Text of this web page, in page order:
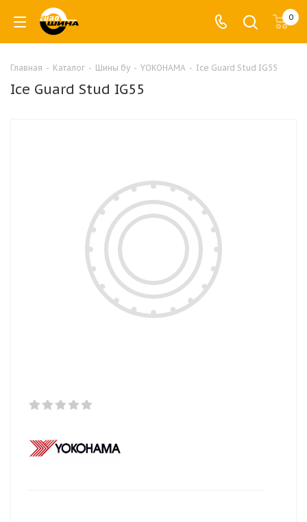
0
Главная - Каталог - Шины бу - YOKOHAMA - Ice Guard Stud IG55
Ice Guard Stud IG55